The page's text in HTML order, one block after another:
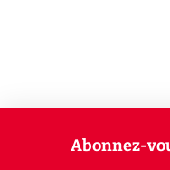
Abonnez-